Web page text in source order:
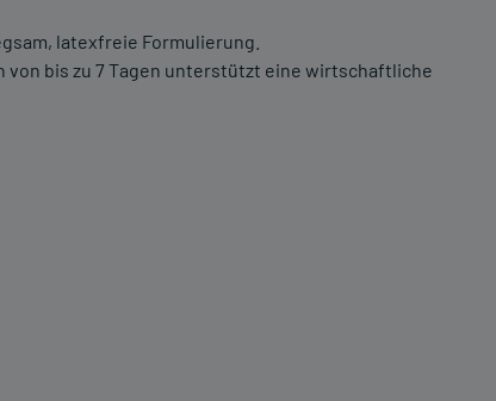
latexfreie Formulierung.
von bis zu 7 Tagen unterstützt eine wirtschaftliche